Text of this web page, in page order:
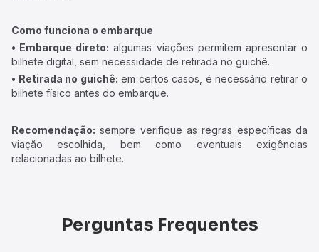
Como funciona o embarque
• Embarque direto: algumas viações permitem apresentar o
bilhete digital, sem necessidade de retirada no guichê.
• Retirada no guichê: em certos casos, é necessário retirar o
bilhete físico antes do embarque.
Recomendação: sempre verifique as regras específicas da
viação escolhida, bem como eventuais exigências
relacionadas ao bilhete.
Perguntas Frequentes